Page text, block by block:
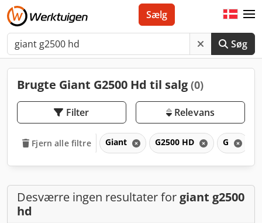
Søg
Sælg
Brugte Giant G2500 Hd til salg (0)
Filter Relevans
Fjern alle filtre Giant G2500 HD G
Desværre ingen resultater for giant g2500
hd